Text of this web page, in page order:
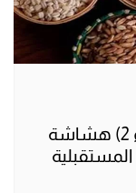
الجغرافيا السياسية للحبوب (الجزء 2) هشاشة